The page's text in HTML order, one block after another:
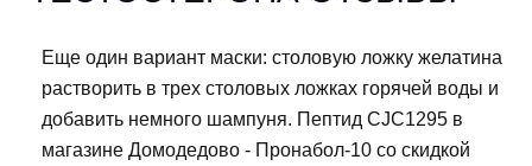
Еще один вариант маски: столовую ложку желатина
растворить в трех столовых ложках горячей воды и
добавить немного шампуня. Пептид CJC1295 в
магазине Домодедово - Пронабол-10 со скидкой